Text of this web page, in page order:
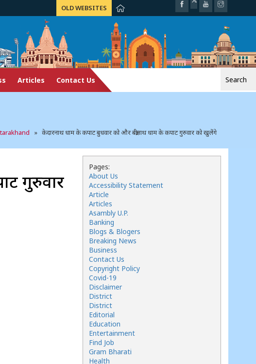
OLD WEBSITES
Articles Contact Us
» केदारनाथ धाम के कपाट बुधवार को और बद्रीनाथ धाम के कपाट गुरुवार को खुलेंगे
गुरुवार
Pages:
About Us
Accessibility Statement
Article
Articles
Asambly U.P.
Banking
Blogs & Blogers
Breaking News
Business
Contact Us
Copyright Policy
Covid-19
Disclaimer
District
District
Editorial
Education
Entertainment
Find Job
Gram Bharati
Health